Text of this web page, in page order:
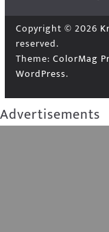
Copyright © 2026
reserved.
Theme: ColorMag
WordPress.
Advertisements